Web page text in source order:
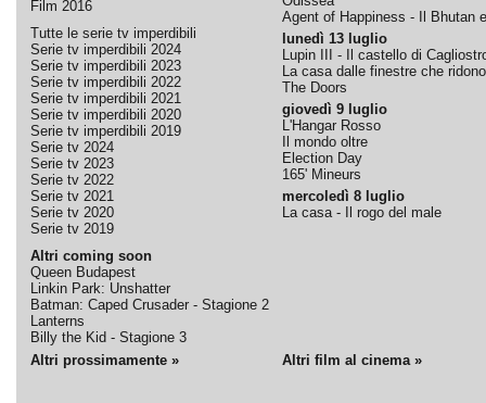
Film 2016
Tutte le serie tv imperdibili
Serie tv imperdibili 2024
Serie tv imperdibili 2023
Serie tv imperdibili 2022
Serie tv imperdibili 2021
Serie tv imperdibili 2020
Serie tv imperdibili 2019
Serie tv 2024
Serie tv 2023
Serie tv 2022
Serie tv 2021
Serie tv 2020
Serie tv 2019
Altri coming soon
Queen Budapest
Linkin Park: Unshatter
Batman: Caped Crusader - Stagione 2
Lanterns
Billy the Kid - Stagione 3
Agent of Happiness - Il Bhutan
lunedì 13 luglio
Lupin III - Il castello di
La casa dalle finestre che ridono
The Doors
giovedì 9 luglio
L'Hangar Rosso
Il mondo oltre
Election Day
165' Mineurs
mercoledì 8 luglio
La casa - Il rogo del male
Altri prossimamente » Altri film al cinema »